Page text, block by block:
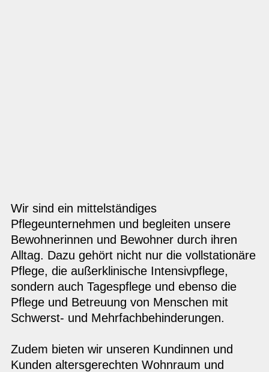
Wir sind ein mittelständiges
Pflegeunternehmen und begleiten unsere
Bewohnerinnen und Bewohner durch ihren
Alltag. Dazu gehört nicht nur die vollstationäre
Pflege, die außerklinische Intensivpflege,
sondern auch Tagespflege und ebenso die
Pflege und Betreuung von Menschen mit
Schwerst- und Mehrfachbehinderungen.
Zudem bieten wir unseren Kundinnen und
Kunden altersgerechten Wohnraum und